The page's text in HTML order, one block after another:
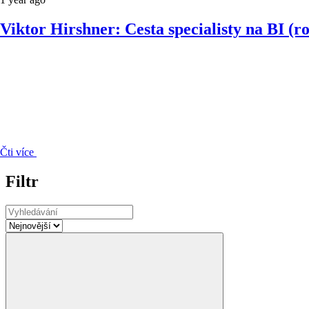
Viktor Hirshner: Cesta specialisty na BI
Čti více
Filtr